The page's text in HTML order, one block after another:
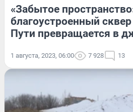
«Забытое
благоустроенный
Пути превращается в
1 августа, 2023, 06:00 7 928 13